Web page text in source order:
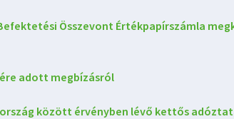
Összevont Értékpapírszámla
adott megbízásról
között érvényben lévő kettős